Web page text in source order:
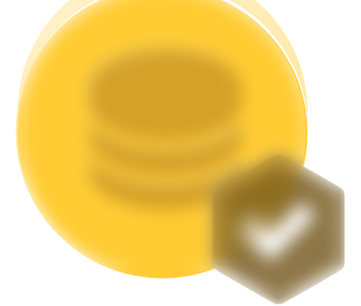
Uitzetten
Hoog rendement en directe toegang
Launchpool
Flexibel staken om populaire tokens te verdienen.